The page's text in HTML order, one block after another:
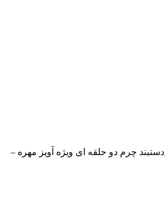
دستبند چرم دو حلقه ای ویژه آویز مهره –